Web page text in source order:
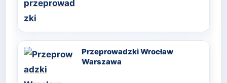
Przeprowadzki Wrocław
Warszawa